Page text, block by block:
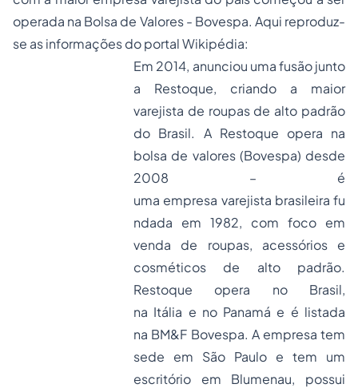
operada na Bolsa de Valores - Bovespa. Aqui reproduz-
se as informações do portal Wikipédia:
Em 2014, anunciou uma fusão junto
a Restoque, criando a maior
varejista de roupas de alto padrão
do Brasil. A Restoque opera na
bolsa de valores (Bovespa) desde
2008 – é
uma empresa varejista brasileira fu
ndada em 1982, com foco em
venda de roupas, acessórios e
cosméticos de alto padrão.
Restoque opera no Brasil,
na Itália e no Panamá e é listada
na BM&F Bovespa. A empresa tem
sede em São Paulo e tem um
escritório em Blumenau, possui